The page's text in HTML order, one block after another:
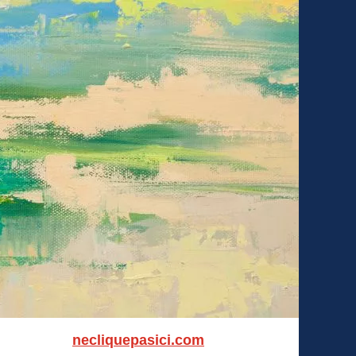
necliquepasici.com